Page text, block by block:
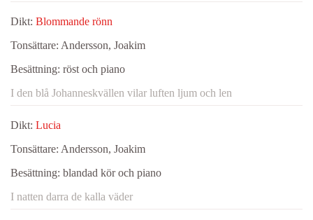
Dikt: Blommande rönn
Tonsättare: Andersson, Joakim
Besättning: röst och piano
I den blå Johanneskvällen vilar luften ljum och len
Dikt: Lucia
Tonsättare: Andersson, Joakim
Besättning: blandad kör och piano
I natten darra de kalla väder